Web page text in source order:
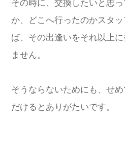
その時に、交換したいと思
か、どこへ行ったのかスタ
ば、その出逢いをそれ以上
ません。
そうならないためにも、せ
だけるとありがたいです。